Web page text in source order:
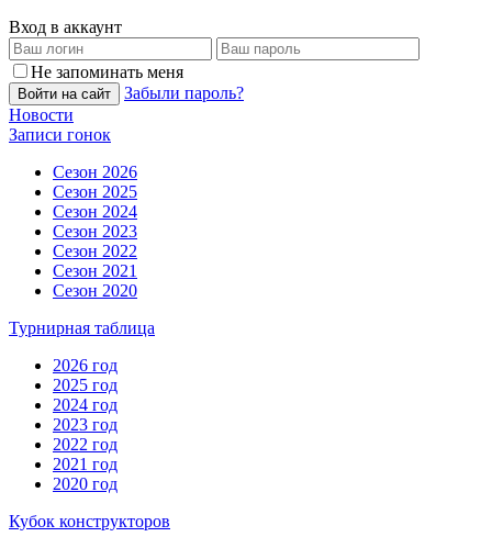
Вход в аккаунт
Не запоминать меня
Войти на сайт
Забыли пароль?
Новости
Записи гонок
Сезон 2026
Сезон 2025
Сезон 2024
Сезон 2023
Сезон 2022
Сезон 2021
Сезон 2020
Турнирная таблица
2026 год
2025 год
2024 год
2023 год
2022 год
2021 год
2020 год
Кубок конструкторов